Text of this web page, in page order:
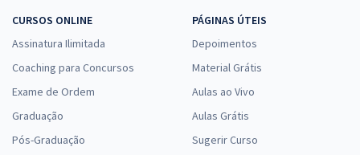
CURSOS ONLINE
Assinatura Ilimitada
Coaching para Concursos
Exame de Ordem
Graduação
Pós-Graduação
PÁGINAS ÚTEIS
Depoimentos
Material Grátis
Aulas ao Vivo
Aulas Grátis
Sugerir Curso